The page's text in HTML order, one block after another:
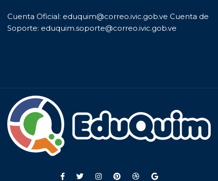
Cuenta Oficial: eduquim@correo.ivic.gob.ve Cuenta de
Soporte: eduquim.soporte@correo.ivic.gob.ve